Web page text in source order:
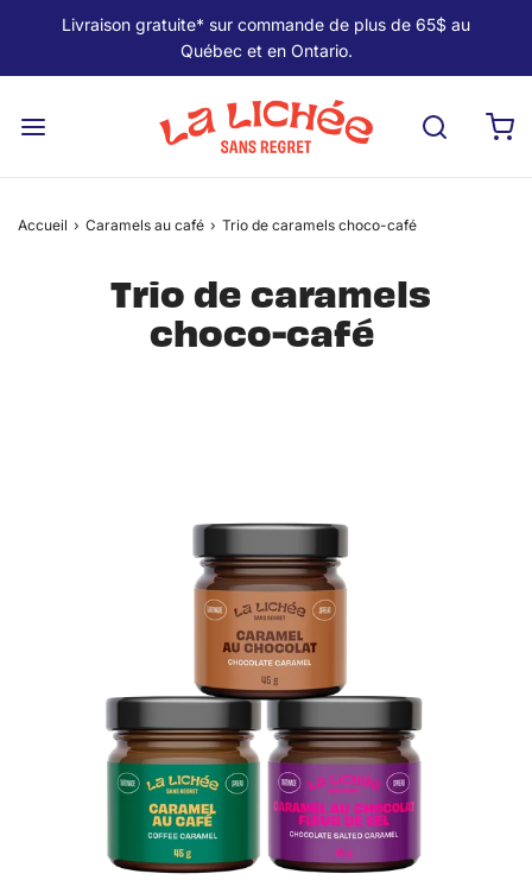
Livraison gratuite* sur commande de plus de 65$ au
Québec et en Ontario.
Accueil › Caramels au café › Trio de caramels choco-café
Trio de caramels
choco-café